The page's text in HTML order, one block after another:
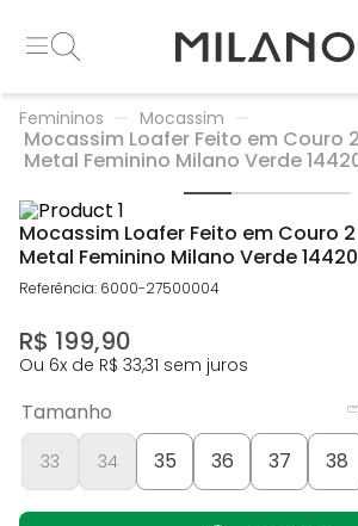
Femininos Mocassim
Mocassim Loafer Feito em Couro
Metal Feminino Milano Verde
Mocassim Loafer Feito em Couro 2
Metal Feminino Milano Verde 14420
Referência: 6000-27500004
R$ 199,90
Ou 6x de R$ 33,31 sem juros
Tamanho
33 34 35 36 37 38